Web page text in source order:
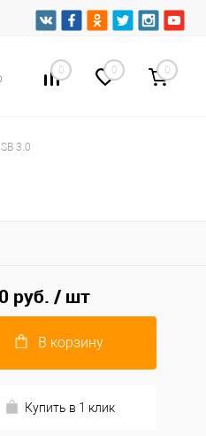
0 0 0
3.0
руб. / шт
В корзину
Купить в 1 клик